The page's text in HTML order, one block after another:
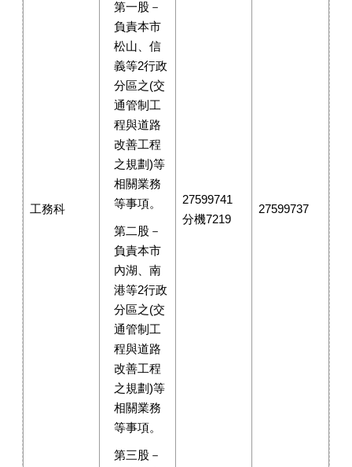
工務科
第一股－
負責本市
松山、信
義等2行政
分區之(交
通管制工
程與道路
改善工程
之規劃)等
相關業務
等事項。
第二股－
負責本市
內湖、南
港等2行政
分區之(交
通管制工
程與道路
改善工程
之規劃)等
相關業務
等事項。
第三股－
27599741
分機7219
27599737